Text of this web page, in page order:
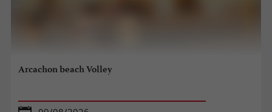
Arcachon beach Volley